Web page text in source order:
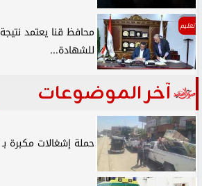
تعليم
محافظ قنا يعتمد نتيجة
للشهادة...
آخر الموضوعات
حملة إشغالات مكبرة